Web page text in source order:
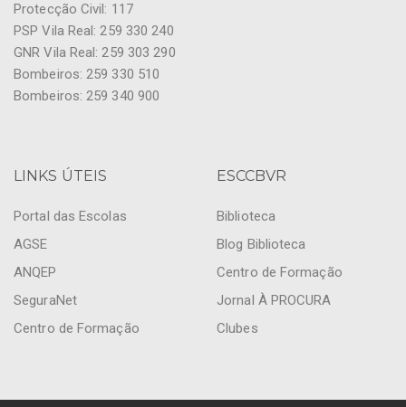
Protecção Civil: 117
PSP Vila Real: 259 330 240
GNR Vila Real: 259 303 290
Bombeiros: 259 330 510
Bombeiros: 259 340 900
LINKS ÚTEIS
Portal das Escolas
AGSE
ANQEP
SeguraNet
Centro de Formação
ESCCBVR
Biblioteca
Blog Biblioteca
Centro de Formação
Jornal À PROCURA
Clubes